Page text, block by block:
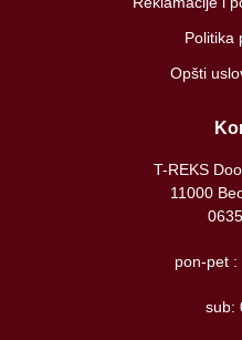
Politika
Opšti
T-REKS
11000
pon-pet :
sub: